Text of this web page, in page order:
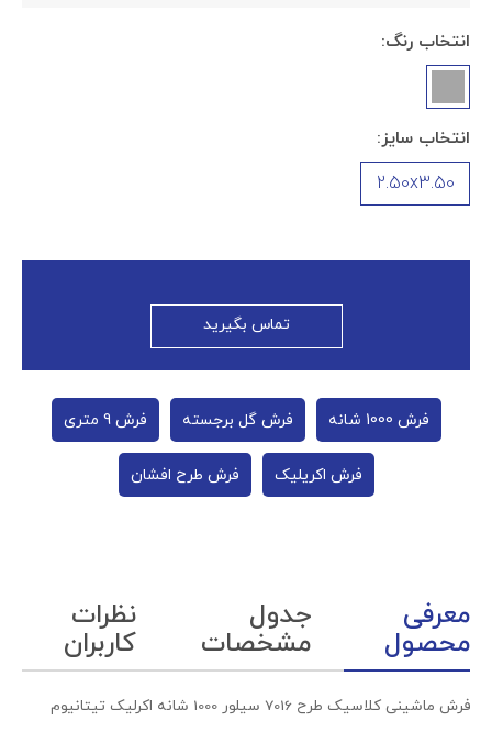
انتخاب رنگ:
انتخاب سایز:
2.50x3.50
تماس بگیرید
فرش 1000 شانه فرش گل برجسته فرش 9 متری
فرش اکریلیک فرش طرح افشان
معرفی
محصول
جدول
مشخصات
نظرات
کاربران
فرش ماشینی کلاسیک طرح 7016 سیلور 1000 شانه اکرلیک تیتانیوم